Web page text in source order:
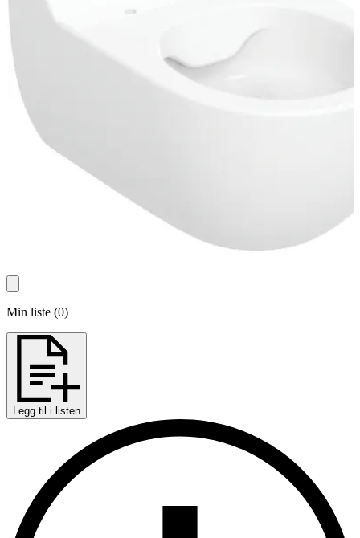
Min liste (0)
Legg til i listen